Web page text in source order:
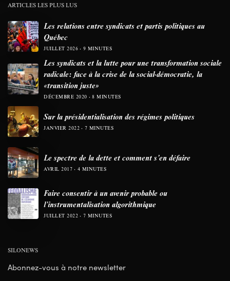
ARTICLES LES PLUS LUS
Les relations entre syndicats et partis politiques au
Québec
JUILLET 2026 9 MINUTES
Les syndicats et la lutte pour une transformation sociale
radicale: face à la crise de la social-démocratie, la
«transition juste»
DÉCEMBRE 2020 8 MINUTES
Sur la présidentialisation des régimes politiques
JANVIER 2022 7 MINUTES
Le spectre de la dette et comment s’en défaire
AVRIL 2017 4 MINUTES
Faire consentir à un avenir probable ou
l’instrumentalisation algorithmique
JUILLET 2022 7 MINUTES
SILONEWS
Abonnez-vous à notre newsletter